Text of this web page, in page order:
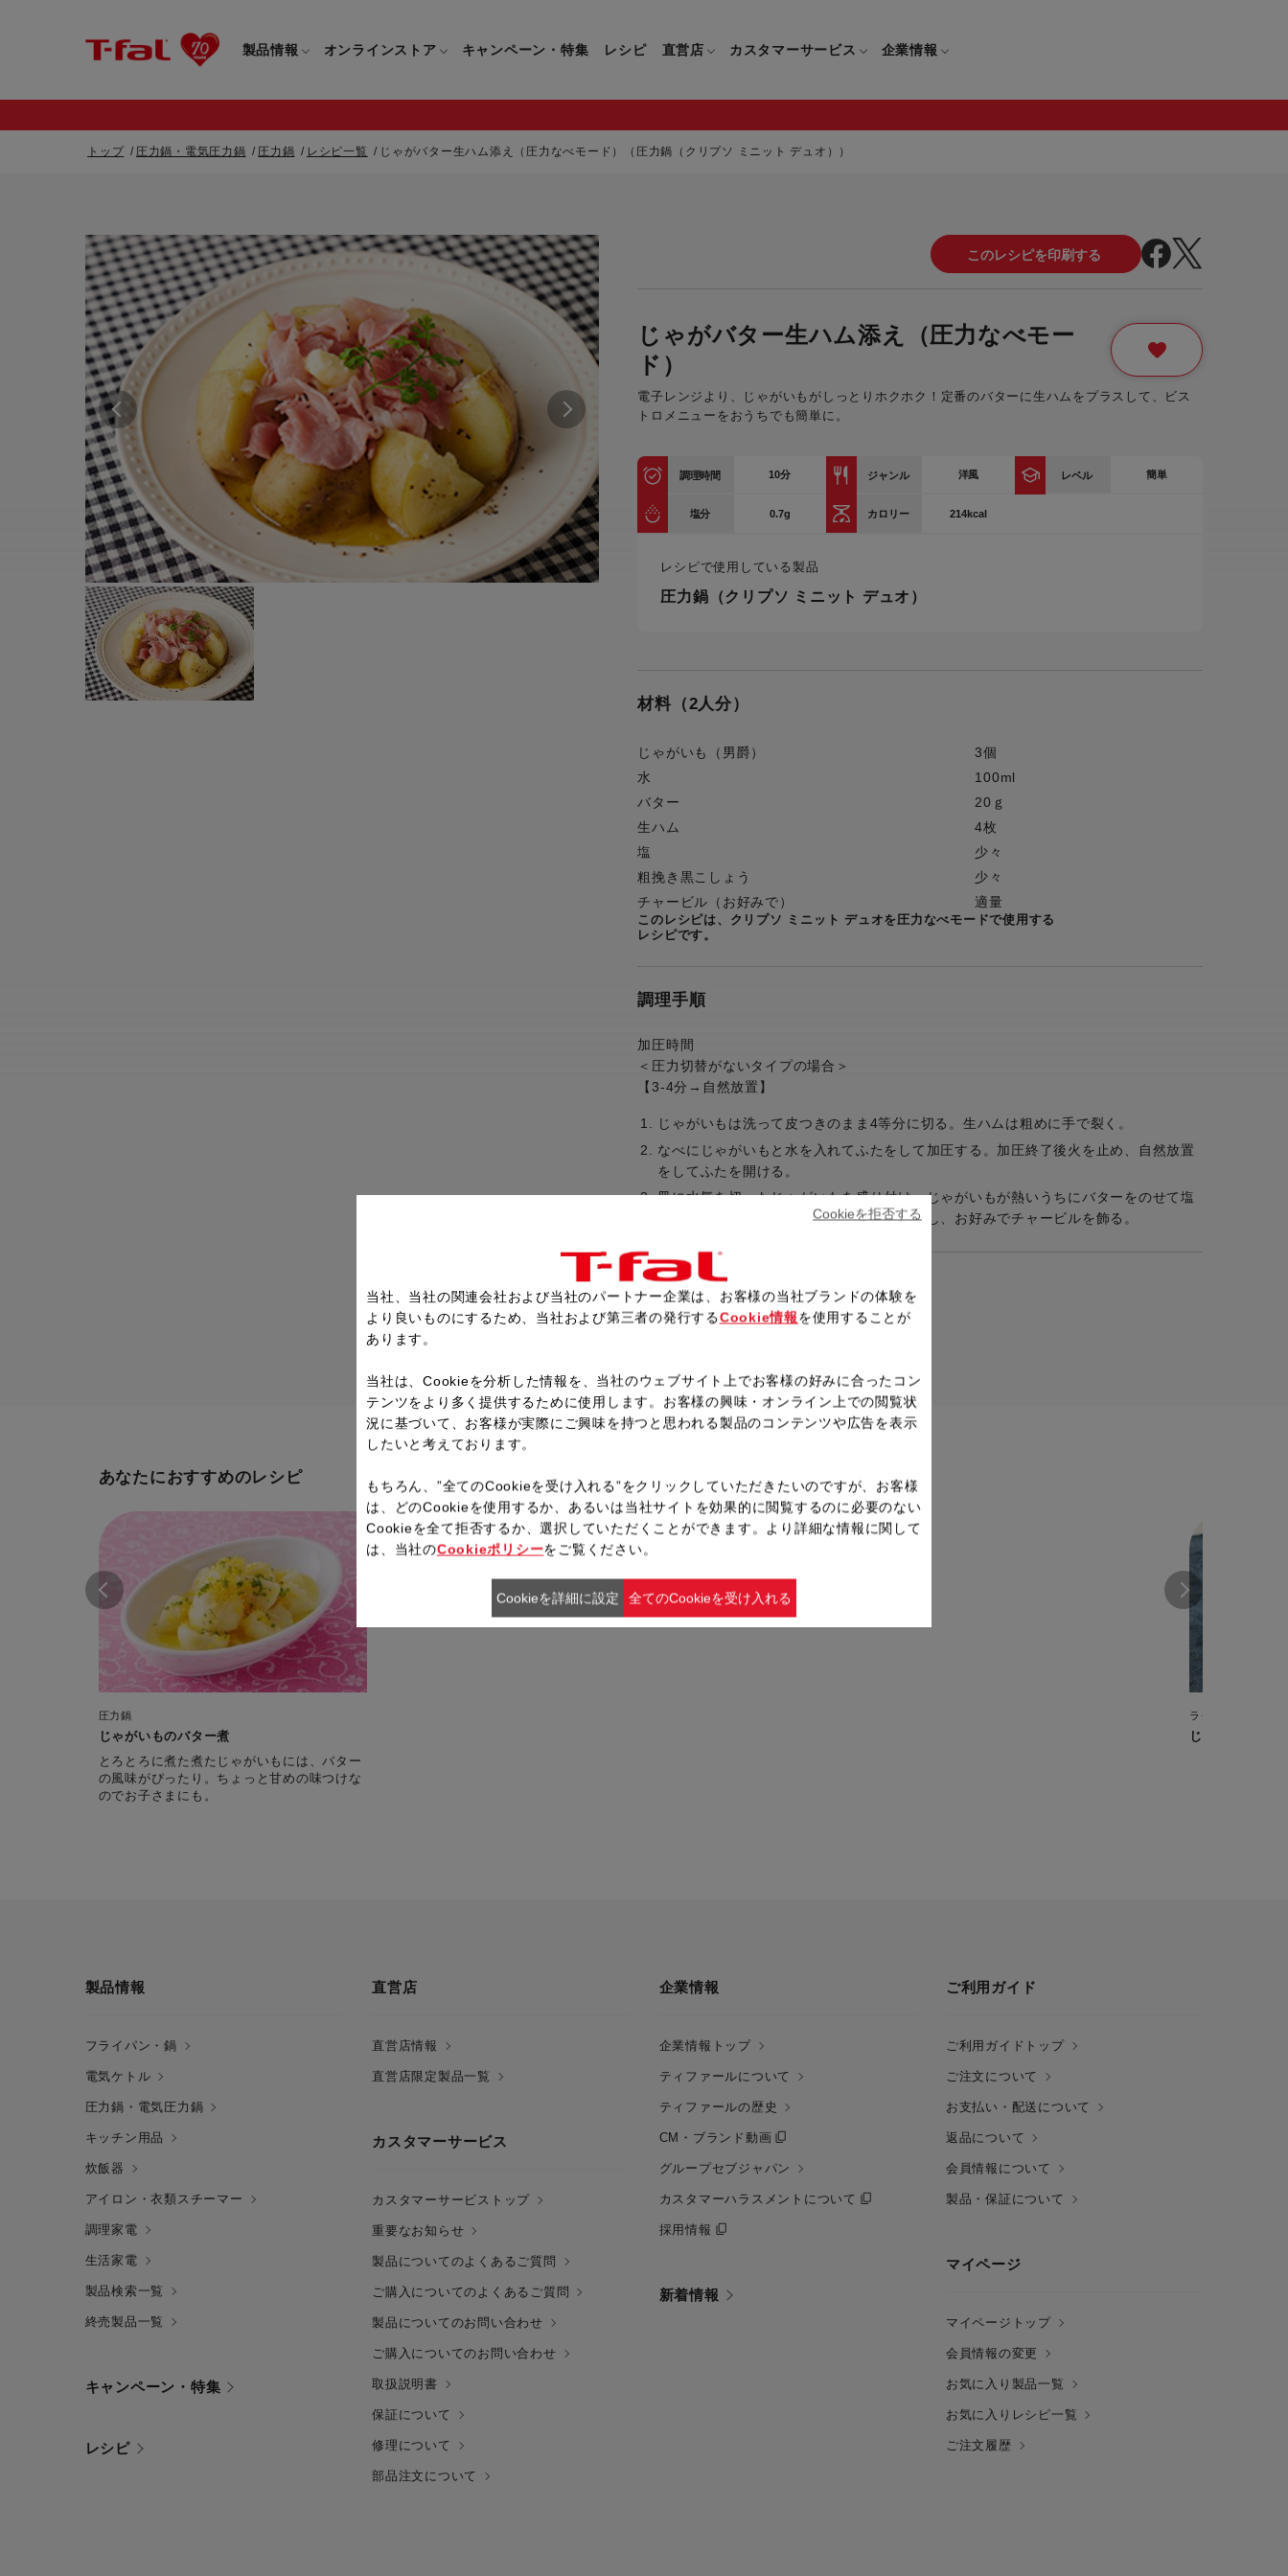
製品情報
すべてのフライパン・鍋
取っ手つきフライパン・鍋
取っ手のとれるフライパン・鍋
電気ケトル
すべての電気ケトル
圧力鍋・電気圧力鍋
すべての圧力鍋・電気圧力鍋
圧力鍋
すべてのキッチン用品
キッチンナイフ(包丁)
マルチみじん切り器
保存容器
ドリンクウェア
キッチンツール
炊飯器
すべての炊飯器
衣類スチーマーアイロン兼用タイプ
衣類スチーマー専用タイプ(1way)
スチームアイロン
ミキサー・ブレンダー
フードプロセッサー
卓上IH調理器
トースター
電気圧力鍋
すべての生活家電
オンラインストア
すべてのフライパン・鍋一覧
取っ手つきフライパン・鍋一覧
取っ手のとれるフライパン・鍋一覧
電気ケトル一覧
すべての電気ケトル一覧
圧力鍋・電気圧力鍋一覧
すべての圧力鍋・電気圧力鍋一覧
圧力鍋一覧
電気圧力鍋一覧
すべてのキッチン用品一覧
キッチンナイフ(包丁)一覧
マルチみじん切り器一覧
保存容器一覧
ドリンクウェア一覧
キッチンツール一覧
カトラリー一覧
炊飯器一覧
すべての炊飯器一覧
衣類スチーマー専用タイプ(1way)一
ミキサー・ブレンダー一覧
フードプロセッサー一覧
卓上IH調理器一覧
電気圧力鍋一覧
すべての生活家電一覧
ギフト・プレゼント特集
ピックアップ
キャンペーン・特集 レシピ 直営店
直営店限定製品一覧
カスタマーサービス
重要なお知らせ 製品についてのよくあるご質問
ご購入についてのよくあるご質問
ティファール会員に関するよくある
ご質問
保証について
部品注文について
企業情報
ティファールについて
ティファールの歴史
CM・ブランド動画
グループセブジャパン
カスタマーハラスメント
について
トップ 圧力鍋・電気圧力鍋 圧力鍋 レシピ一覧 じゃがバター生ハム添え（圧力なべモード）（圧力鍋（クリプソ ミニット デュオ））
じゃがバター生ハム添え（圧力なべモー
ド）
電子レンジより、じゃがいもがしっとりホクホク！定番のバターに生ハムをプラスして、ビス
トロメニューをおうちでも簡単に。
調理時間 10分 ジャンル 洋風 レベル 簡単
塩分 0.7g カロリー 214kcal
レシピで使用している製品
圧力鍋（クリプソ ミニット デュオ）
材料（2人分）
じゃがいも（男爵）
3個
水
100ml
バター
20ｇ
生ハム
4枚
塩
少々
粗挽き黒こしょう
少々
チャービル（お好みで）
適量
このレシピは、クリプソ ミニット デュオを圧力なべモードで使用する
レシピです。
調理手順
加圧時間
＜圧力切替がないタイプの場合＞
【3-4分→自然放置】
じゃがいもは洗って皮つきのまま4等分に切る。生ハムは粗めに手で裂く。
なべにじゃがいもと水を入れてふたをして加圧する。加圧終了後火を止め、自然放置
をしてふたを開ける。
皿に水気を切ったじゃがいもを盛り付け、じゃがいもが熱いうちにバターをのせて塩
をふり、生ハムと粗挽き黒こしょうをちらし、お好みでチャービルを飾る。
レシピ一覧へ戻る
あなたにおすすめのレシピ
圧力鍋
じゃがいものバター煮
とろとろに煮た煮たじゃがいもには、バター
の風味がぴったり。ちょっと甘めの味つけな
のでお子さまにも。
ラクラ・クッカー
じゃがバター
製品情報
フライパン・鍋
電気ケトル
圧力鍋・電気圧力鍋
キッチン用品
炊飯器
アイロン・衣類スチーマー
調理家電
生活家電
製品検索一覧
終売製品一覧
キャンペーン・特集
レシピ
直営店
直営店情報
直営店限定製品一覧
カスタマーサービス
カスタマーサービストップ
重要なお知らせ
製品についてのよくあるご質問
ご購入についてのよくあるご質問
製品についてのお問い合わせ
ご購入についてのお問い合わせ
取扱説明書
保証について
修理について
部品注文について
企業情報
企業情報トップ
ティファールについて
ティファールの歴史
CM・ブランド動画
グループセブジャパン
カスタマーハラスメントについて
採用情報
新着情報
ご利用ガイド
ご利用ガイドトップ
ご注文について
お支払い・配送について
返品について
会員情報について
製品・保証について
マイページ
マイページトップ
会員情報の変更
お気に入り製品一覧
お気に入りレシピ一覧
ご注文履歴
当社、当社の関連会社および当社のパートナー企業は、お客様の当社ブランドの体験を
より良いものにするため、当社および第三者の発行するCookie情報 を使用することが
あります。
当社は、Cookieを分析した情報を、当社のウェブサイト上でお客様の好みに合ったコン
テンツをより多く提供するために使用します。お客様の興味・オンライン上での閲覧状
況に基づいて、お客様が実際にご興味を持つと思われる製品のコンテンツや広告を表示
したいと考えております。
もちろん、”全てのCookieを受け入れる”をクリックしていただきたいのですが、お客様
は、どのCookieを使用するか、あるいは当社サイトを効果的に閲覧するのに必要のない
Cookieを全て拒否するか、選択していただくことができます。より詳細な情報に関して
は、当社のCookieポリシーをご覧ください。
Cookieを拒否する
Cookieを詳細に設定 全てのCookieを受け入れる